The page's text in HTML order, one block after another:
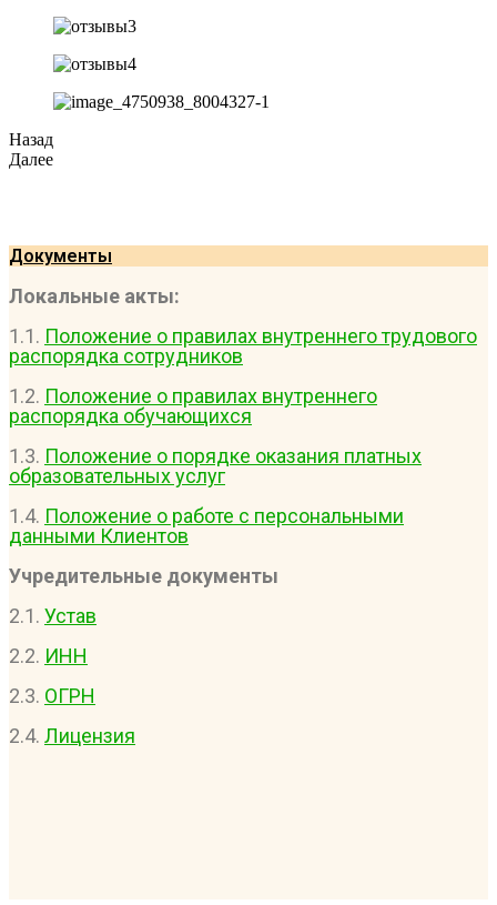
Назад
Далее
Документы
Локальные акты:
1.1. Положение о правилах внутреннего трудового
распорядка сотрудников
1.2. Положение о правилах внутреннего
распорядка обучающихся
1.3. Положение о порядке оказания платных
образовательных услуг
1.4. Положение о работе с персональными
данными Клиентов
Учредительные документы
2.1. Устав
2.2. ИНН
2.3. ОГРН
2.4. Лицензия